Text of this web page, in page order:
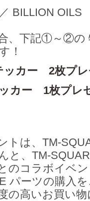
BILLION
、下記①～②の
！
カー 2枚プレ
カー 1枚プレ
トは、TM-
と、TM-
のコラボイベ
パーツの購入
の高いお買い